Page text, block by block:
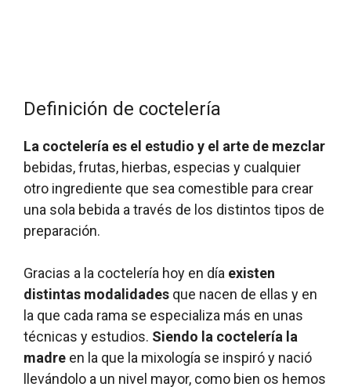
Definición de coctelería
La coctelería es el estudio y el arte de mezclar
bebidas, frutas, hierbas, especias y cualquier
otro ingrediente que sea comestible para crear
una sola bebida a través de los distintos tipos de
preparación.
Gracias a la coctelería hoy en día existen
distintas modalidades que nacen de ellas y en
la que cada rama se especializa más en unas
técnicas y estudios. Siendo la coctelería la
madre en la que la mixología se inspiró y nació
llevándolo a un nivel mayor, como bien os hemos